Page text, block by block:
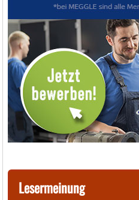
Lesermeinung